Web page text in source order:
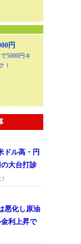
円
5000円キ
！
ドル高・円
大台打診
悪化し原油
利上昇で